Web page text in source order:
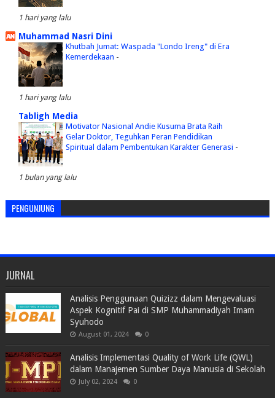
1 hari yang lalu
Muhammad Nasri Dini
Khutbah Jumat: Waspada "Londo Ireng" di Era
Kemerdekaan -
1 hari yang lalu
Tabligh Media
Motivator Nasional Andie Kusuma Brata Raih
Gelar Doktor, Teguhkan Peran Pendidikan
Spiritual dalam Pembentukan Karakter Generasi -
1 bulan yang lalu
PENGUNJUNG
JURNAL
Analisis Penggunaan Quizizz dalam Mengevaluasi
Aspek Kognitif Pai di SMP Muhammadiyah Imam
Syuhodo
August 01, 2024 0
Analisis Implementasi Quality of Work Life (QWL)
dalam Manajemen Sumber Daya Manusia di Sekolah
July 02, 2024 0